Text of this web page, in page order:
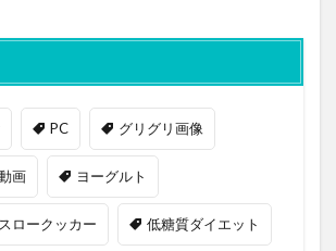
PC グリグリ画像
画 ヨーグルト
ロークッカー 低糖質ダイエット